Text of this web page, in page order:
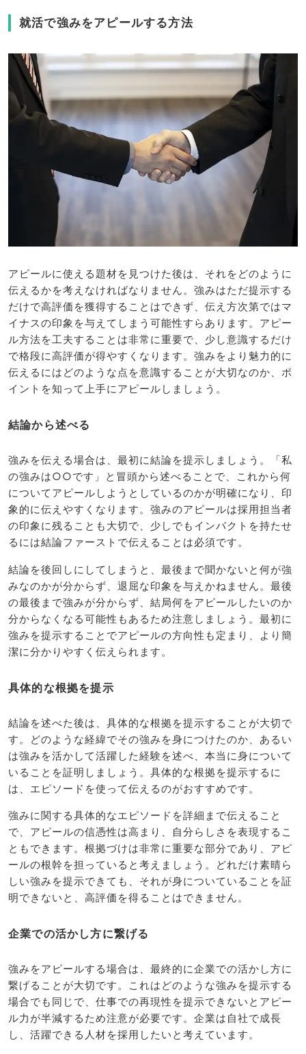
就活で強みをアピールする方法
アピールに使える題材を見つけた後は、それをどのように
伝えるかを考えなければなりません。強みはただ提示する
だけで高評価を獲得することはできず、伝え方次第ではマ
イナスの印象を与えてしまう可能性すらあります。アピー
ル方法を工夫することは非常に重要で、少し意識するだけ
で格段に高評価が得やすくなります。強みをより魅力的に
伝えるにはどのような点を意識することが大切なのか、ポ
イントを知って上手にアピールしましょう。
結論から述べる
強みを伝える場合は、最初に結論を提示しましょう。「私
の強みは○○です」と冒頭から述べることで、これから何
についてアピールしようとしているのかが明確になり、印
象的に伝えやすくなります。強みのアピールは採用担当者
の印象に残ることも大切で、少しでもインパクトを持たせ
るには結論ファーストで伝えることは必須です。
結論を後回しにしてしまうと、最後まで聞かないと何が強
みなのかが分からず、退屈な印象を与えかねません。最後
の最後まで強みが分からず、結局何をアピールしたいのか
分からなくなる可能性もあるため注意しましょう。最初に
強みを提示することでアピールの方向性も定まり、より簡
潔に分かりやすく伝えられます。
具体的な根拠を提示
結論を述べた後は、具体的な根拠を提示することが大切で
す。どのような経緯でその強みを身につけたのか、あるい
は強みを活かして活躍した経験を述べ、本当に身について
いることを証明しましょう。具体的な根拠を提示するに
は、エピソードを使って伝えるのがおすすめです。
強みに関する具体的なエピソードを詳細まで伝えること
で、アピールの信憑性は高まり、自分らしさを表現するこ
ともできます。根拠づけは非常に重要な部分であり、アピ
ールの根幹を担っていると考えましょう。どれだけ素晴ら
しい強みを提示できても、それが身についていることを証
明できないと、高評価を得ることはできません。
企業での活かし方に繋げる
強みをアピールする場合は、最終的に企業での活かし方に
繋げることが大切です。これはどのような強みを提示する
場合でも同じで、仕事での再現性を提示できないとアピー
ル力が半減するため注意が必要です。企業は自社で成長
し、活躍できる人材を採用したいと考えています。